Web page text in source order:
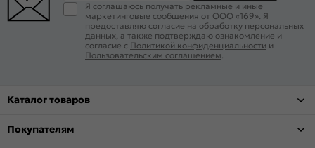
Я соглашаюсь получать рекламные и иные
маркетинговые сообщения от ООО «169». Я
предоставляю согласие на обработку персональных
данных, а также подтверждаю ознакомление и
согласие с Политикой конфиденциальности и
Пользовательским соглашением.
Каталог товаров
Покупателям